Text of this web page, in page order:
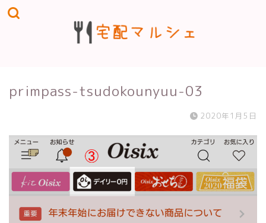
primpass-tsudokounyuu-03
2020年1月5日